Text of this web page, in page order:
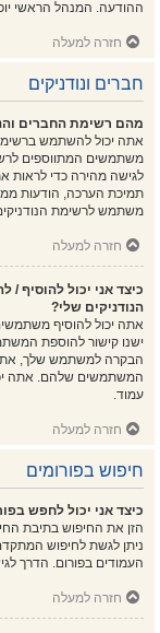
ההודעה. המנהל הראשי
חזרה למעלה
חברים ונודניקים
מהם רשימת החברים
אתה יכול להשתמש
משתמשים המתווספים
לגישה מהירה כדי לראות
תמיכת הערכה, הודעות
משתמש לרשימת
חזרה למעלה
כיצד אני יכול
הנודניקים שלי?
אתה יכול להוסיף
ישנו קישור להוספת
הבקרה למשתמש שלך, אתה
המשתמשים שלהם. אתה
עמוד.
חזרה למעלה
חיפוש בפורומים
כיצד אני יכול לחפש
הזן את החיפוש בתיבת
ניתן לגשת לחיפוש
העמודים בפורום. הדרך
חזרה למעלה